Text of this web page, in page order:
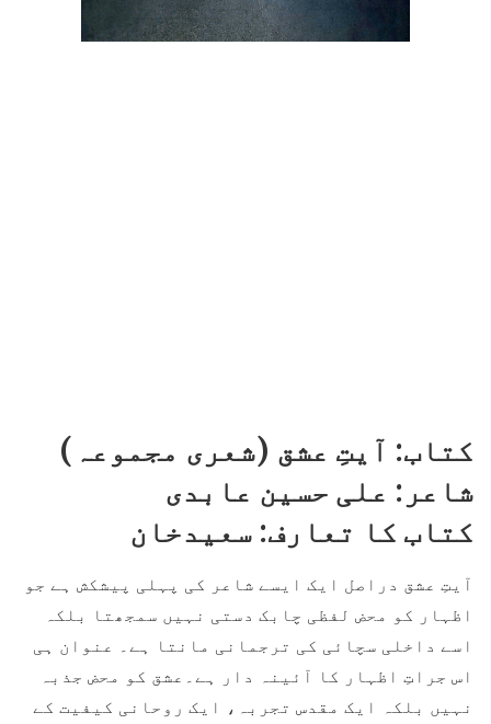
کتاب: آیتِ عشق (شعری مجموعہ)
شاعر: علی حسین عابدی
کتاب کا تعارف: سعیدخان
آیتِ عشق دراصل ایک ایسے شاعر کی پہلی پیشکش ہے جو
اظہار کو محض لفظی چابک دستی نہیں سمجھتا بلکہ
اسے داخلی سچائی کی ترجمانی مانتا ہے۔ عنوان ہی
اس جراتِ اظہار کا آئینہ دار ہے۔عشق کو محض جذبہ
نہیں بلکہ ایک مقدس تجربہ، ایک روحانی کیفیت کے